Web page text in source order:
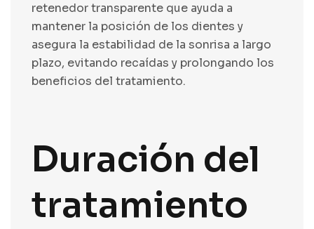
retenedor transparente que ayuda a
mantener la posición de los dientes y
asegura la estabilidad de la sonrisa a largo
plazo, evitando recaídas y prolongando los
beneficios del tratamiento.
Duración del
tratamiento